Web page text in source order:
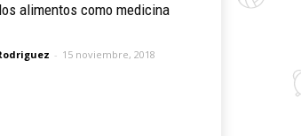
alimentos como medicina
- 15 noviembre, 2018